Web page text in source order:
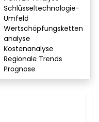
Schlüsseltechnologie-
Umfeld
Wertschöpfungsketten
analyse
Kostenanalyse
Regionale Trends
Prognose